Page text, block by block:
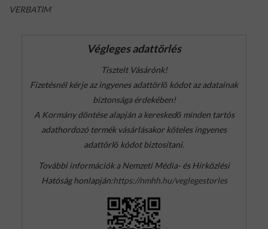
VERBATIM
Végleges adattörlés
Tisztelt Vásárónk!
Fizetésnél kérje az ingyenes adattörlő kódot az adatainak
biztonsága érdekében!
A Kormány döntése alapján a kereskedő minden tartós
adathordozó termék vásárlásakor köteles ingyenes
adattörlő kódot biztosítani.
További információk a Nemzeti Média- és Hírközlési
Hatóság honlapján:https://nmhh.hu/veglegestorles